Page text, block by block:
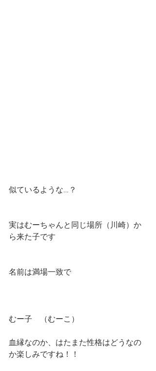
似ているような…？
実はむーちゃんと同じ場所（川崎）か
ら来た子です
名前は満場一致で
むー子　（むーこ）
血縁なのか、はたまた性格はどうなの
か楽しみですね！！